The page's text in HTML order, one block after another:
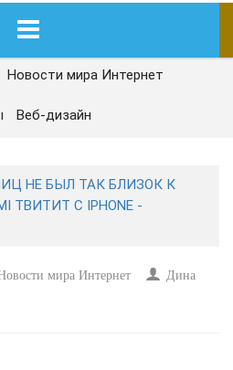
Новости мира Интернет
Веб-дизайн
НЕ БЫЛ ТАК БЛИЗОК К
ТВИТИТ С IPHONE -
мира Интернет
Дина